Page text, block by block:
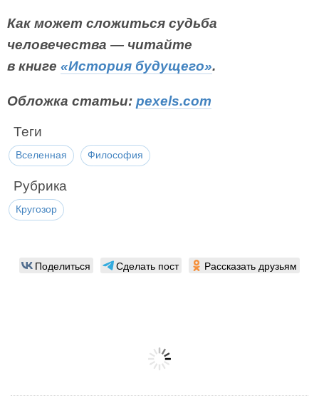
Как может сложиться судьба
человечества — читайте
в книге «История будущего».
Обложка статьи: pexels.com
Теги
Вселенная Философия
Рубрика
Кругозор
Поделиться Сделать пост Рассказать друзьям